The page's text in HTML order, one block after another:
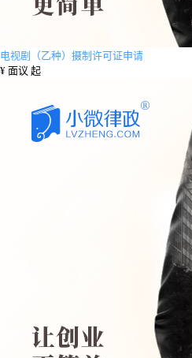
电视剧（乙种）摄制许可证申请
¥ 面议 起